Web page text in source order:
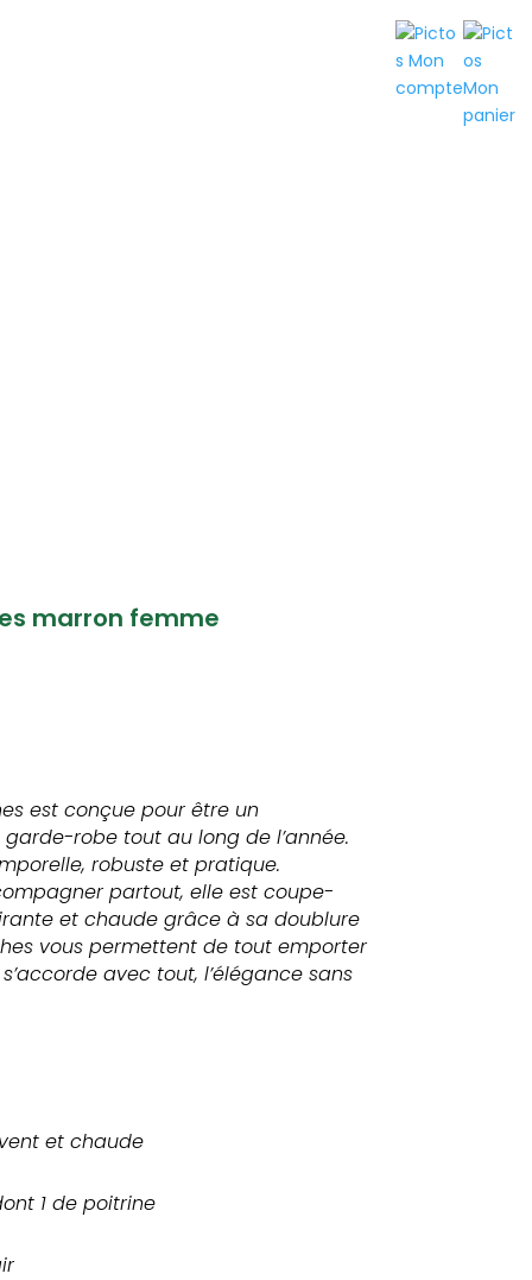
marron femme
est conçue pour être un
robe tout au long de l’année.
robuste et pratique.
partout, elle est coupe-
et chaude grâce à sa doublure
vous permettent de tout emporter
avec tout, l’élégance sans
et chaude
1 de poitrine